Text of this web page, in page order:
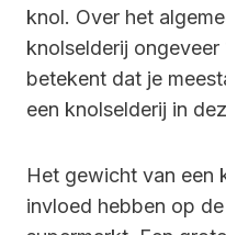
knol. Over het
knolselderij
betekent dat je
een knolselderij in
Het gewicht van een
invloed hebben op